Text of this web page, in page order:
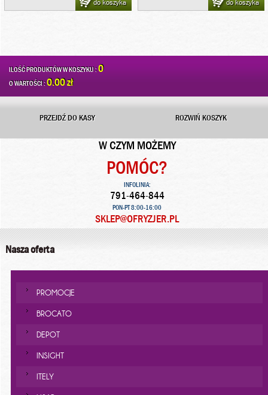
do koszyka do koszyka
ILOŚĆ PRODUKTÓW W KOSZYKU :0
O WARTOŚCI :0.00 zł
PRZEJDŹ DO KASY ROZWIŃ KOSZYK
W CZYM MOŻEMY
POMÓC?
INFOLINIA:
791-464-844
PON-PT 8:00-16:00
SKLEP@OFRYZJER.PL
Nasza oferta
PROMOCJE
BROCATO
DEPOT
INSIGHT
ITELY